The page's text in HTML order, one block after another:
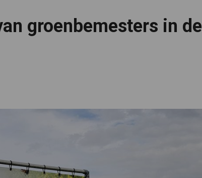
groenbemesters in de